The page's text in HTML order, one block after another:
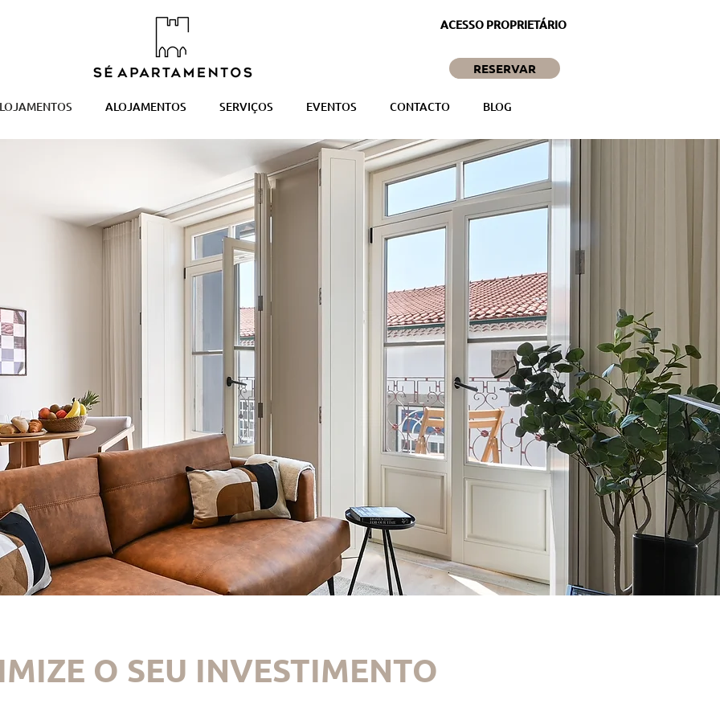
ACESSO PROPRIETÁRIO
RESERVAR
ALOJAMENTOS SERVIÇOS EVENTOS CONTACTO BLOG
O SEU INVESTIMENTO